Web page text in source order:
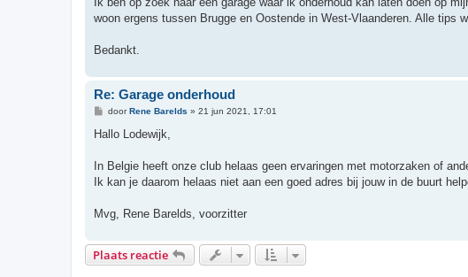
woon ergens tussen Brugge en Oostende in West-Vlaanderen. Alle tips
Bedankt.
Re: Garage onderhoud
B
r
h
doorRene Barelds » 21 jun 2021, 17:01
Hallo Lodewijk,
In Belgie heeft onze club helaas geen ervaringen met motorzaken of
Ik kan je daarom helaas niet aan een goed adres bij jouw in de buurt
Mvg, Rene Barelds, voorzitter
Plaats reactie